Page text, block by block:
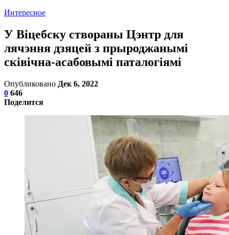
Интересное
У Віцебску створаны Цэнтр для
лячэння дзяцей з прыроджанымі
сківічна-асабовымі паталогіямі
Опубликовано Дек 6, 2022
0 646
Поделится